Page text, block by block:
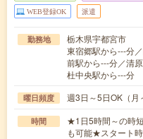
WEB登録OK 派遣
勤務地
栃木県宇都宮市
東宿郷駅から---分
前駅から---分／清
杜中央駅から---分
曜日頻度 週3日～5日OK（
時間
★1日5時間～の時
も可能★スタート